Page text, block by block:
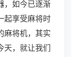
，如今已逐渐
起享受麻将时
麻将机，其实
天，就让我们